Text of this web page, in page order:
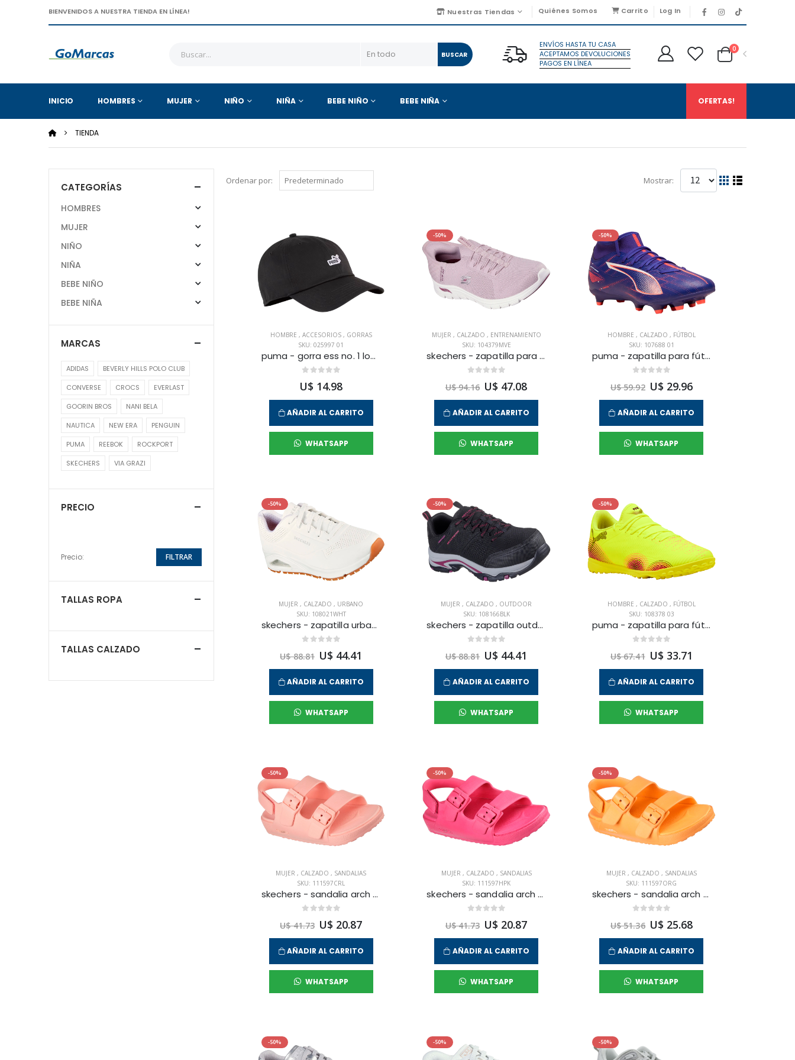
BIENVENIDOS A NUESTRA TIENDA EN LÍNEA! Nuestras Tiendas Quiénes Somos Carrito Log In
BUSCAR
ENVÍOS HASTA TU CASA
ACEPTAMOS DEVOLUCIONES
PAGOS EN LÍNEA
0
INICIO HOMBRES MUJER NIÑO NIÑA BEBE NIÑO BEBE NIÑA OFERTAS!
TIENDA
Ordenar por: Mostrar:
HOMBRE , ACCESORIOS , GORRAS
SKU: 025997 01
puma - gorra ess no. 1 logo para hombre
U$ 14.98
AÑADIR AL CARRITO
WHATSAPP
-50%
MUJER , CALZADO , ENTRENAMIENTO
SKU: 104379MVE
skechers - zapatilla para entrenamiento arch fit vista para mujer
U$ 94.16 U$ 47.08
AÑADIR AL CARRITO
WHATSAPP
-50%
HOMBRE , CALZADO , FÚTBOL
SKU: 107688 01
puma - zapatilla para fútbol ultra 5 play para hombre
U$ 59.92 U$ 29.96
AÑADIR AL CARRITO
WHATSAPP
-50%
MUJER, CALZADO, URBANO
SKU: 108021WHT
skechers - zapatilla urbana uno sr para mujer
U$ 88.81 U$ 44.41
AÑADIR AL CARRITO
WHATSAPP
-50%
MUJER , CALZADO , OUTDOOR
SKU: 108166BLK
skechers - zapatilla outdoor trego para mujer
U$ 88.81 U$ 44.41
AÑADIR AL CARRITO
WHATSAPP
-50%
HOMBRE , CALZADO , FÚTBOL
SKU: 108378 03
puma - zapatilla para fútbol future 8 play tt para hombre
U$ 67.41 U$ 33.71
AÑADIR AL CARRITO
WHATSAPP
-50%
MUJER, CALZADO, SANDALIAS
SKU: 111597CRL
skechers - sandalia arch fit calibreeze 2.0 para mujer
U$ 41.73 U$ 20.87
AÑADIR AL CARRITO
WHATSAPP
-50%
MUJER , CALZADO , SANDALIAS
SKU: 111597HPK
skechers - sandalia arch fit calibreeze 2.0 para mujer
U$ 41.73 U$ 20.87
AÑADIR AL CARRITO
WHATSAPP
-50%
MUJER , CALZADO , SANDALIAS
SKU: 111597ORG
skechers - sandalia arch fit calibreeze 2.0 para mujer
U$ 51.36 U$ 25.68
AÑADIR AL CARRITO
WHATSAPP
-50% -50% -50%
CATEGORÍAS
HOMBRES
MUJER
NIÑO
NIÑA
BEBE NIÑO
BEBE NIÑA
MARCAS
ADIDAS
BEVERLY HILLS POLO CLUB
CONVERSE
CROCS
EVERLAST
GOORIN BROS
NANI BELA
NAUTICA
NEW ERA
PENGUIN
PUMA
REEBOK
ROCKPORT
SKECHERS
VIA GRAZI
PRECIO
Precio: FILTRAR
TALLAS ROPA
TALLAS CALZADO